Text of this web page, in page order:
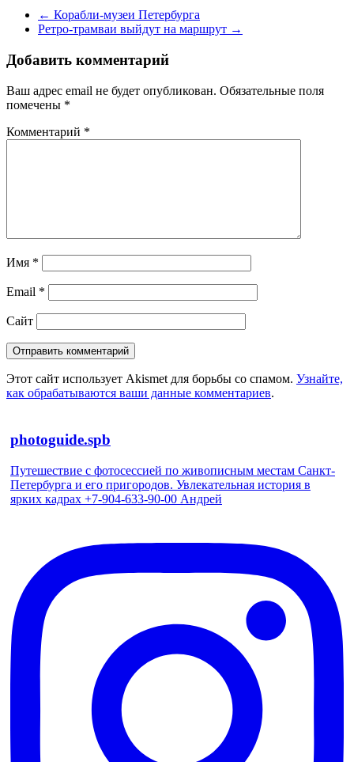
← Корабли-музеи Петербурга
Ретро-трамваи выйдут на маршрут →
Добавить комментарий
Ваш адрес email не будет опубликован. Обязательные поля
помечены *
Комментарий *
Имя *
Email *
Сайт
Этот сайт использует Akismet для борьбы со спамом. Узнайте,
как обрабатываются ваши данные комментариев.
photoguide.spb
Путешествие с фотосессией по живописным местам Санкт-
Петербурга и его пригородов. Увлекательная история в
ярких кадрах +7-904-633-90-00 Андрей